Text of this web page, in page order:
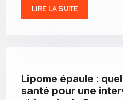
LIRE LA SUITE
Lipome épaule :
santé pour une